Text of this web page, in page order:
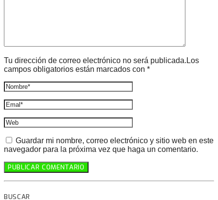
Tu dirección de correo electrónico no será publicada.Los
campos obligatorios están marcados con *
Guardar mi nombre, correo electrónico y sitio web en este
navegador para la próxima vez que haga un comentario.
BUSCAR